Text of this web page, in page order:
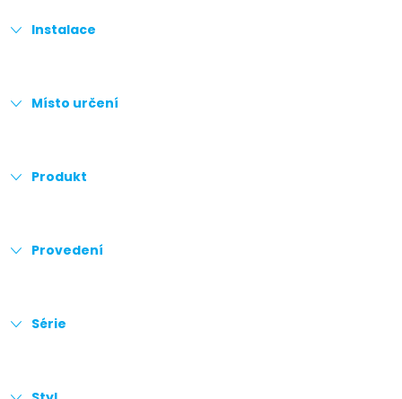
Instalace
Místo určení
Produkt
Provedení
Série